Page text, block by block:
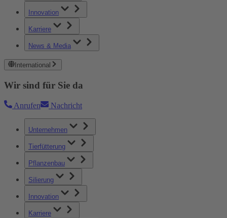
Innovation
Karriere
News & Media
International
Wir sind für Sie da
Anrufen Nachricht
Unternehmen
Tierfütterung
Pflanzenbau
Silierung
Innovation
Karriere